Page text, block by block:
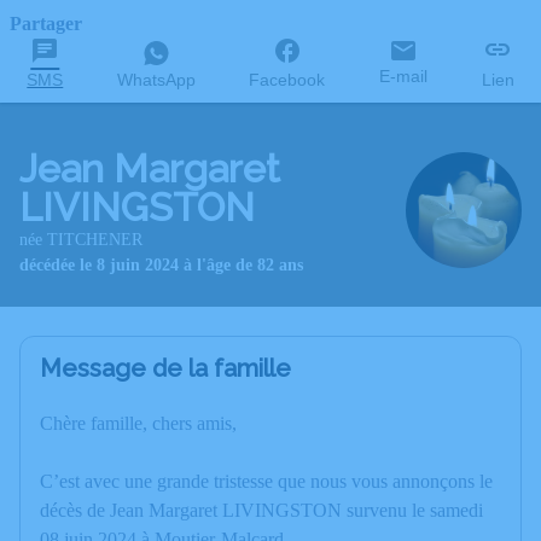
Partager
SMS WhatsApp Facebook E-mail Lien
Jean Margaret
LIVINGSTON
née TITCHENER
décédée le 8 juin 2024 à l'âge de 82 ans
Message de la famille
Chère famille, chers amis,
C’est avec une grande tristesse que nous vous annonçons le
décès de Jean Margaret LIVINGSTON survenu le samedi